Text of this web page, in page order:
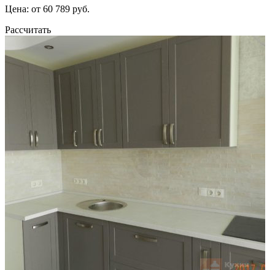
Цена: от 60 789 руб.
Рассчитать